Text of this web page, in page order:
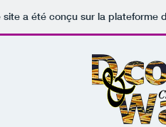
site a été conçu sur la plateforme